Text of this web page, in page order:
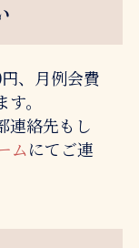
、月例会費
。
連絡先もし
ムにてご連